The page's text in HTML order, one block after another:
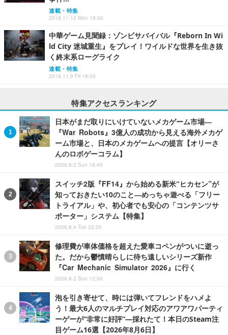
連載・特集
2018.11.12 Mon 18:00
中華ゲーム見聞録：ゾンビサバイバル『Reborn In Wi
ld City 迷城重生』をプレイ！ワイルドな世界を生き抜
く終末系ローグライク
連載・特集
2018.11.9 Fri 18:00
特集アクセスランキング
日本がまだ取りにいけていないメカゲーム市場―
『War Robots』3億人の成功から見える海外メカゲ
ーム市場と、日本のメカゲームへの提言【オリーさ
んのロボゲーコラム】
2026.8.2 Sun 18:45
スイッチ2版『FF14』から始める新米“ヒカセン”が
知っておきたい10のこと―めっちゃ遊べる「フリー
トライアル」や、初心者でも安心の「コンテンツサ
ポーター」システム【特集】
2026.8.4 Tue 22:20
修理費が車体価格を超えた愛車コペンがついに逝っ
た。だから鬱憤晴らしに待ち遠しいシリーズ新作
『Car Mechanic Simulator 2026』に行く
2026.8.2 Sun 12:00
泡を引き寄せて、時には弾いてフレンドをハメよ
う！最大6人のマルチプレイ対応のアワアワパーティ
ーゲーが“非常に好評”―採れたて！本日のSteam注
目ゲーム16選【2026年8月6日】